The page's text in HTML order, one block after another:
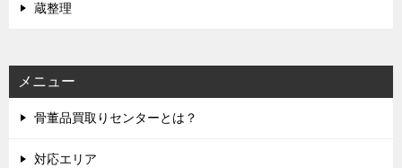
蔵整理
メニュー
骨董品買取りセンターとは？
対応エリア